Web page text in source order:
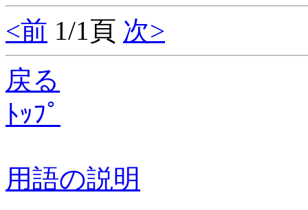
<前 1/1頁 次>
戻る
ﾄｯﾌﾟ
用語の説明